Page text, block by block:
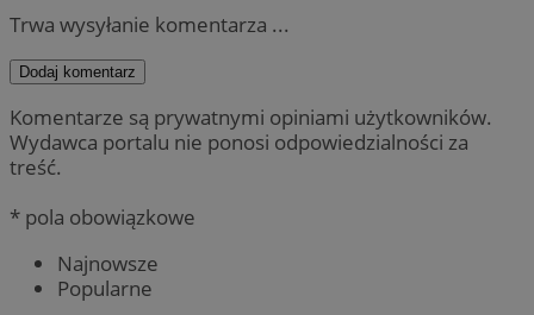
Trwa wysyłanie komentarza ...
Dodaj komentarz
Komentarze są prywatnymi opiniami użytkowników.
Wydawca portalu nie ponosi odpowiedzialności za
treść.
* pola obowiązkowe
Najnowsze
Popularne